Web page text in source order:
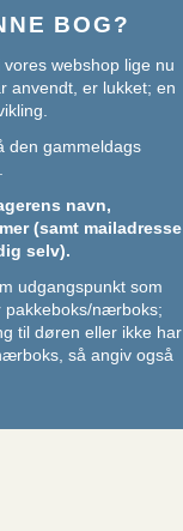
BOG?
webshop lige nu
anvendt, er lukket; en
den gammeldags
.
navn,
(samt mailadresse
selv).
udgangspunkt som
pakkeboks/nærboks;
til døren eller ikke har
så angiv også